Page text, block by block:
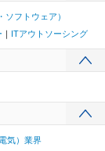
ソフトウェア）
ITアウトソーシング
気）業界